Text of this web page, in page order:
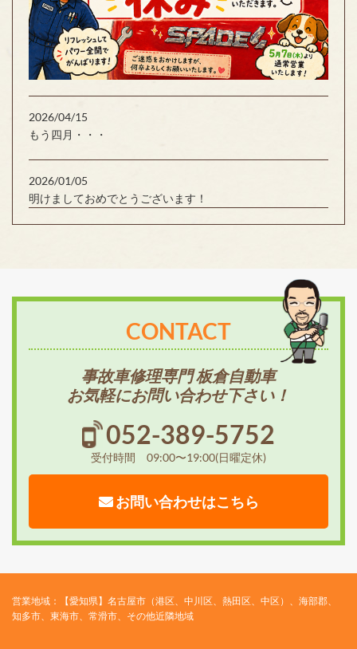
2026/04/15
もう四月・・・
2026/01/05
明けましておめでとうございます！
CONTACT
事故車修理専門 板倉自動車
お気軽にお問い合わせ下さい！
052-389-5752
受付時間 09:00〜19:00(日曜定休)
お問い合わせはこちら
営業地域：【愛知県】名古屋市（港区、中川区、熱田区、中区）、海部郡、
知多市、東海市、常滑市、その他近隣地域